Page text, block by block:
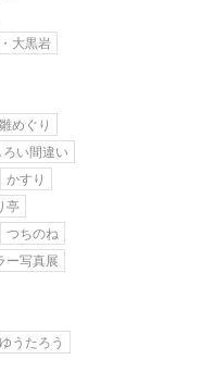
大黒岩
めぐり
ろい間違い
かすり
亭
つちのね
ー写真展
ゆうたろう